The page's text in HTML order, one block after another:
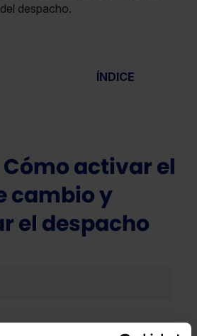
despacho.
ÍNDICE
Cómo activar el
cambio y
el despacho